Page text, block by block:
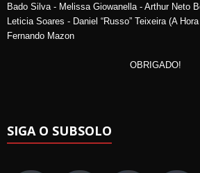
Bado Silva - Melissa Giowanella - Arthur Neto
Leticia Soares - Daniel “Russo” Teixeira (A
Fernando Mazon
OBRIGADO!
SIGA O SUBSOLO